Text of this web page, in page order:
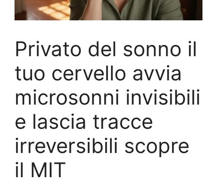
Privato del sonno il
tuo cervello avvia
microsonni invisibili
e lascia tracce
irreversibili scopre
il MIT